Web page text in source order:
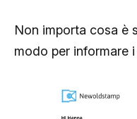
Non importa cosa è
modo per informare